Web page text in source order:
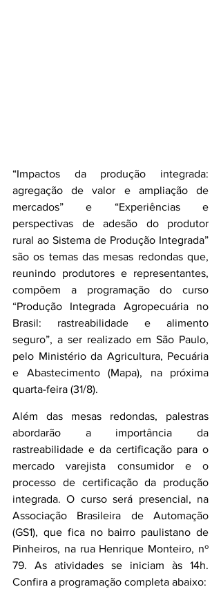
“Impactos da produção integrada:
agregação de valor e ampliação de
mercados” e “Experiências e
perspectivas de adesão do produtor
rural ao Sistema de Produção Integrada”
são os temas das mesas redondas que,
reunindo produtores e representantes,
compõem a programação do curso
“Produção Integrada Agropecuária no
Brasil: rastreabilidade e alimento
seguro”, a ser realizado em São Paulo,
pelo Ministério da Agricultura, Pecuária
e Abastecimento (Mapa), na próxima
quarta-feira (31/8).
Além das mesas redondas, palestras
abordarão a importância da
rastreabilidade e da certificação para o
mercado varejista consumidor e o
processo de certificação da produção
integrada. O curso será presencial, na
Associação Brasileira de Automação
(GS1), que fica no bairro paulistano de
Pinheiros, na rua Henrique Monteiro, nº
79. As atividades se iniciam às 14h.
Confira a programação completa abaixo: